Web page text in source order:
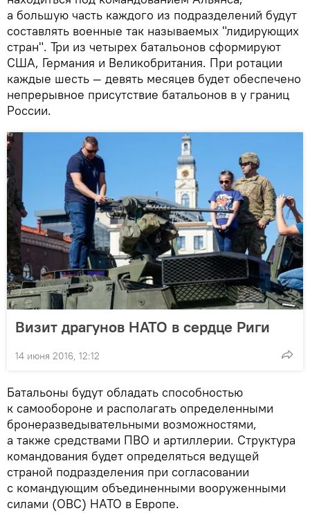
а большую часть каждого из подразделений будут
составлять военные так называемых "лидирующих
стран". Три из четырех батальонов сформируют
США, Германия и Великобритания. При ротации
каждые шесть — девять месяцев будет обеспечено
непрерывное присутствие батальонов в у границ
России.
Визит драгунов НАТО в сердце Риги
14 июня 2016, 12:12
Батальоны будут обладать способностью
к самообороне и располагать определенными
бронеразведывательными возможностями,
а также средствами ПВО и артиллерии. Структура
командования будет определяться ведущей
страной подразделения при согласовании
с командующим объединенными вооруженными
силами (ОВС) НАТО в Европе.